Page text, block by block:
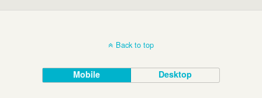
Back to top
Mobile Desktop